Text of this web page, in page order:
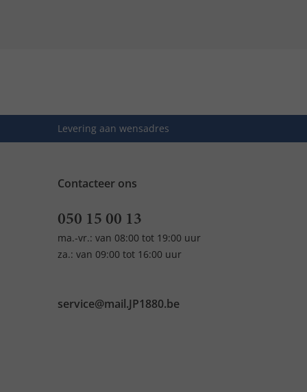
Levering aan wensadres
Contacteer ons
050 15 00 13
ma.-vr.: van 08:00 tot 19:00 uur
za.: van 09:00 tot 16:00 uur
service@mail.JP1880.be